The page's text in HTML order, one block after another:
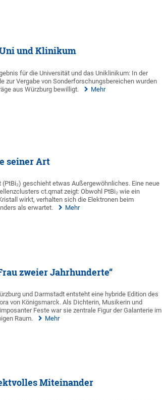
und Klinikum
für die Universität und das Uniklinikum: In der
zur Vergabe von Sonderforschungsbereichen wurden
aus Würzburg bewilligt.
Mehr
seiner Art
(PtBi₂) geschieht etwas Außergewöhnliches. Eine neue
ct.qmat zeigt: Obwohl PtBi₂ wie ein
wirkt, verhalten sich die Elektronen beim
als erwartet.
Mehr
zweier Jahrhunderte“
und Darmstadt entsteht eine hybride Edition des
von Königsmarck. Als Dichterin, Musikerin und
Feste war sie zentrale Figur der Galanterie im
Raum.
Mehr
Miteinander